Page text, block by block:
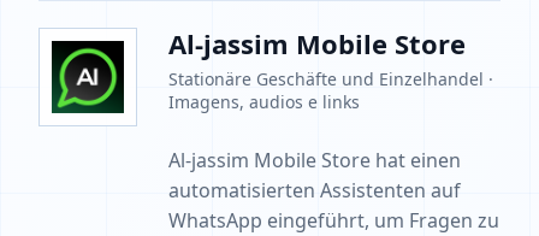
Al-jassim Mobile Store
Stationäre Geschäfte und Einzelhandel ·
Imagens, audios e links
Al-jassim Mobile Store hat einen
automatisierten Assistenten auf
WhatsApp eingeführt, um Fragen zu